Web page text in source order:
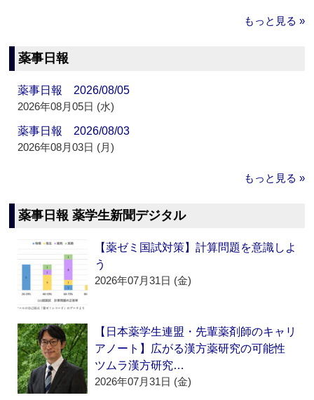
もっと見る »
薬事日報
薬事日報 2026/08/05
2026年08月05日 (水)
薬事日報 2026/08/03
2026年08月03日 (月)
もっと見る »
薬事日報 薬学生新聞デジタル
【薬ゼミ国試対策】計算問題を意識しよ
う
2026年07月31日 (金)
【日本薬学生連盟・先輩薬剤師のキャリ
アノート】広がる漢方薬研究の可能性
ツムラ漢方研究…
2026年07月31日 (金)